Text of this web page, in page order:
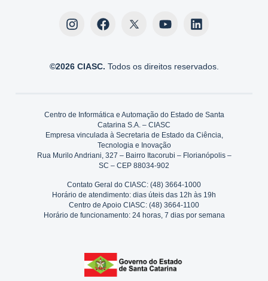
©2026 CIASC. Todos os direitos reservados.
Centro de Informática e Automação do Estado de Santa
Catarina S.A. – CIASC
Empresa vinculada à Secretaria de Estado da Ciência,
Tecnologia e Inovação
Rua Murilo Andriani, 327 – Bairro Itacorubi – Florianópolis –
SC – CEP 88034-902
Contato Geral do CIASC: (48) 3664-1000
Horário de atendimento: dias úteis das 12h às 19h
Centro de Apoio CIASC: (48) 3664-1100
Horário de funcionamento: 24 horas, 7 dias por semana